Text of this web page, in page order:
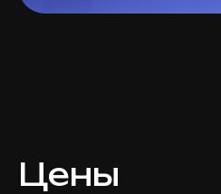
Цены